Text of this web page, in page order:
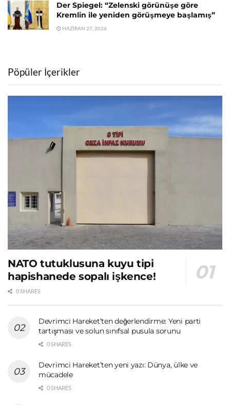
Der Spiegel: “Zelenski görünüşe göre
Kremlin ile yeniden görüşmeye başlamış”
HAZIRAN 27, 2026
Pöpüler İçerikler
NATO tutuklusuna kuyu tipi
hapishanede sopalı işkence!
0 SHARES
Devrimci Hareket’ten değerlendirme: Yeni parti
tartışması ve solun sınıfsal pusula sorunu
0 SHARES
Devrimci Hareket’ten yeni yazı: Dünya, ülke ve
mücadele
0 SHARES